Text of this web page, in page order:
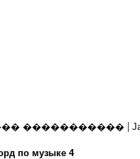
�����������|
по музыке 4